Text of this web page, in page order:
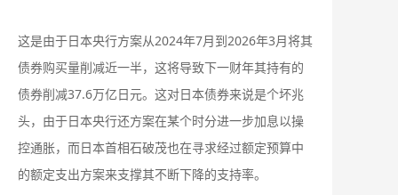
这是由于日本央行方案从2024年7月到2026年3月将其
债券购买量削减近一半，这将导致下一财年其持有的
债券削减37.6万亿日元。这对日本债券来说是个坏兆
头，由于日本央行还方案在某个时分进一步加息以操
控通胀，而日本首相石破茂也在寻求经过额定预算中
的额定支出方案来支撑其不断下降的支持率。